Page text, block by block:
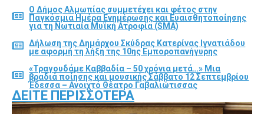
Ο Δήμος Αλμωπίας συμμετέχει και φέτος στην
Παγκόσμια Ημέρα Ενημέρωσης και Ευαισθητοποίησης
για τη Νωτιαία Μυϊκή Ατροφία (SMA)
Δήλωση της Δημάρχου Σκύδρας Κατερίνας Ιγνατιάδου
με αφορμή τη λήξη της 10ης Εμποροπανήγυρης
«Τραγουδάμε Καββαδία – 50 χρόνια μετά…» Μια
βραδιά ποίησης και μουσικής Σάββατο 12 Σεπτεμβρίου
Έδεσσα – Ανοιχτό Θέατρο Γαβαλιώτισσας
ΔΕΊΤΕ ΠΕΡΙΣΣΌΤΕΡΑ